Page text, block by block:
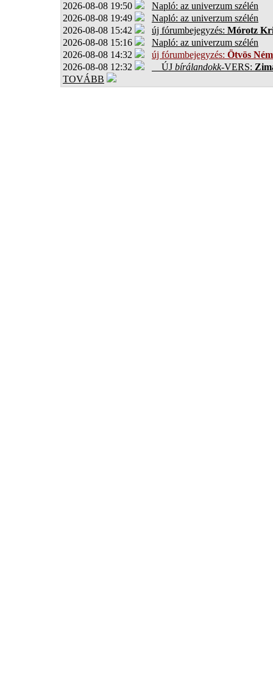
2026-08-08 19:50
Napló: az univerzum szélén
2026-08-08 19:49
Napló: az univerzum szélén
2026-08-08 15:42
új fórumbejegyzés: Mórotz
2026-08-08 15:16
Napló: az univerzum szélén
2026-08-08 14:32
új fórumbejegyzés: Ötvös
2026-08-08 12:32
ÚJ bírálandokk-VERS:
TOVÁBB